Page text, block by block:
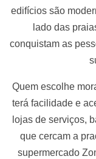
edifícios são
lado das
conquistam as
Quem escolhe
terá facilidade e
lojas de serviços,
que cercam a
supermercado